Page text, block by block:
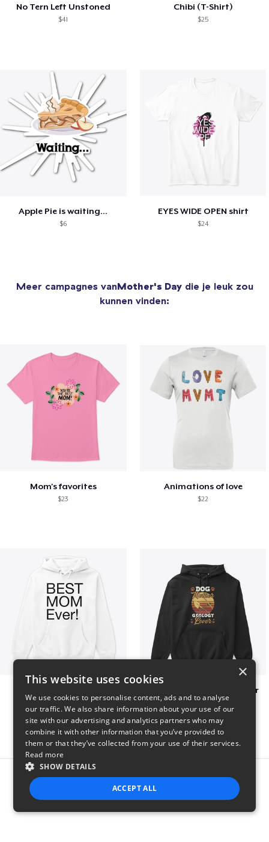
No Tern Left Unstoned
$41
Chibi (T-Shirt)
$25
Apple Pie is waiting...
$6
EYES WIDE OPEN shirt
$24
Meer campagnes vanMother's Daydie je leuk zou
kunnen vinden:
Mom's favorites
$23
Animations of love
$22
Dog Mother Geology Lover
Report this product
×
This website uses cookies
We use cookies to personalise content, ads and to analyse
our traffic. We also share information about your use of our
site with our advertising and analytics partners who may
combine it with other information that you’ve provided to
them or that they’ve collected from your use of their services.
Read more
SHOW DETAILS
ACCEPT ALL
STRICTLY NECESSARY PERFORMANCE